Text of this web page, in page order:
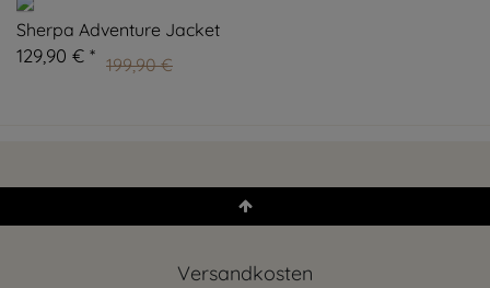
Sherpa Adventure Jacket
129,90 € * 199,90 €
Versandkosten